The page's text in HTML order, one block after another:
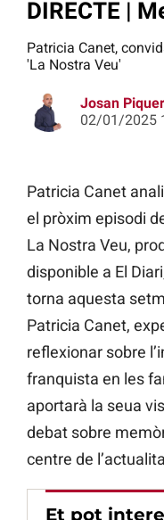
DIRECTE |
Patricia Canet,
'La Nostra Veu'
Josan
02/01/2025
Patricia Canet
el pròxim episodi
La Nostra Veu,
disponible a El
torna aquesta
Patricia Canet,
reflexionar sobre
franquista en les
aportarà la seua
debat sobre
centre de
Et pot